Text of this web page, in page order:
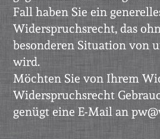
Fall haben Sie ein
Widerspruchsrecht, das
besonderen Situation von
wird.
Möchten Sie von Ihrem
Widerspruchsrecht
genügt eine E-Mail an